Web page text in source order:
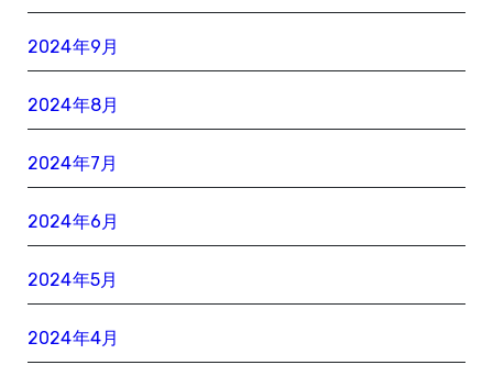
2024年9月
2024年8月
2024年7月
2024年6月
2024年5月
2024年4月